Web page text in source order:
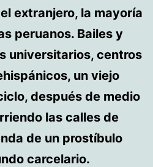
extranjero, la mayoría
peruanos. Bailes y
universitarios, centros
un viejo
después de medio
las calles de
de un prostíbulo
carcelario.